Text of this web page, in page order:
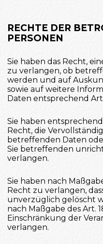
RECHTE DER
PERSONEN
Sie haben das Recht,
zu verlangen, ob
werden und auf
sowie auf weitere
Daten entsprechend Art.
Sie haben
Recht, die
betreffenden Daten
Sie betreffenden
verlangen.
Sie haben nach
Recht zu verlangen,
unverzüglich gelöscht
nach Maßgabe des Art.
Einschränkung der
verlangen.